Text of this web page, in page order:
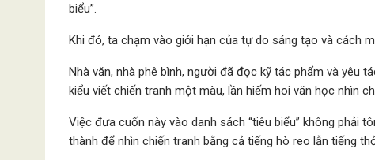
biểu”.
Khi đó, ta chạm vào giới hạn của tự do sáng tạo và cách
Nhà văn, nhà phê bình, người đã đọc kỹ tác phẩm và yêu
kiểu viết chiến tranh một màu, lần hiếm hoi văn học nhìn
Việc đưa cuốn này vào danh sách “tiêu biểu” không phải
thành để nhìn chiến tranh bằng cả tiếng hò reo lẫn tiếng